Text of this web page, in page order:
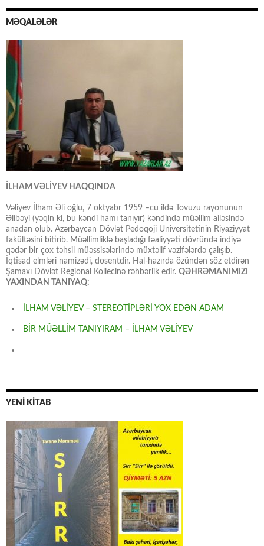
MƏQALƏLƏR
İLHAM VƏLİYEV HAQQINDA
Vəliyev İlham Əli oğlu, 7 oktyabr 1959 –cu ildə Tovuzu rayonunun
Əlibəyi (yəqin ki, bu kəndi hamı tanıyır) kəndində müəllim ailəsində
anadan olub. Azərbaycan Dövlət Pedoqoji Universitetinin Riyaziyyat
fakültəsini bitirib. Müəllimliklə başladığı fəaliyyəti dövründə indiyə
qədər bir çox təhsil müəssisələrində müxtəlif vəzifələrdə çalışıb.
İqtisad elmləri namizədi, dosentdir. Hal-hazırda özündən söz etdirən
Şamaxı Dövlət Regional Kollecinə rəhbərlik edir. QƏHRƏMANIMIZI
YAXINDAN TANIYAQ:
İLHAM VƏLİYEV – STEREOTİPLƏRİ YOX EDƏN ADAM
BİR MÜƏLLİM TANIYIRAM – İLHAM VƏLİYEV
YENİ KİTAB